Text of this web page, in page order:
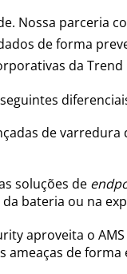
Nossa parceria
de forma
da Trend
de varredura
soluções de
bateria ou na
aproveita o
de forma